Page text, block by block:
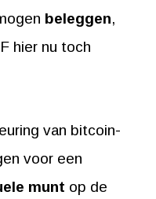
beleggen,
hier nu toch
van bitcoin-
voor een
munt op de